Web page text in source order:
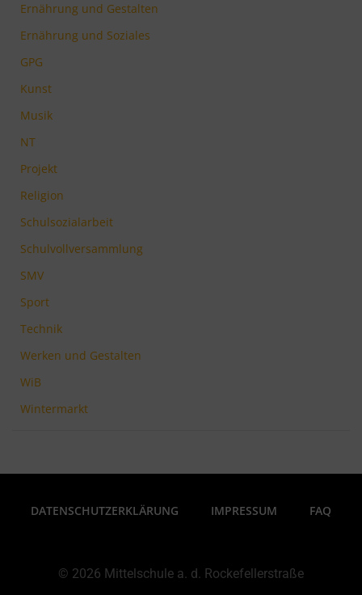
Ernährung und Gestalten
Ernährung und Soziales
GPG
Kunst
Musik
NT
Projekt
Religion
Schulsozialarbeit
Schulvollversammlung
SMV
Sport
Technik
Werken und Gestalten
WiB
Wintermarkt
DATENSCHUTZERKLÄRUNG IMPRESSUM FAQ
© 2026 Mittelschule a. d. Rockefellerstraße